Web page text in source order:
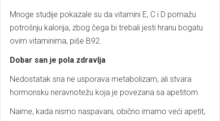
Mnoge studije pokazale su da vitamini E, C i D pomažu
potrošnju kalorija, zbog čega bi trebali jesti hranu bogatu
ovim vitaminima, piše B92.
Dobar san je pola zdravlja
Nedostatak sna ne usporava metabolizam, ali stvara
hormonsku neravnotežu koja je povezana sa apetitom.
Naime, kada nismo naspavani, obično imamo veći apetit,